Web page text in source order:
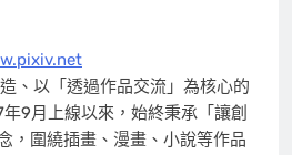
、以「透過作品交流」為核心的
9月上線以來，始終秉承「讓創
，圍繞插畫、漫畫、小說等作品